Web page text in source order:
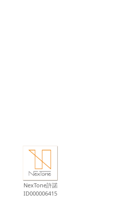
NexTone許諾
ID000006415